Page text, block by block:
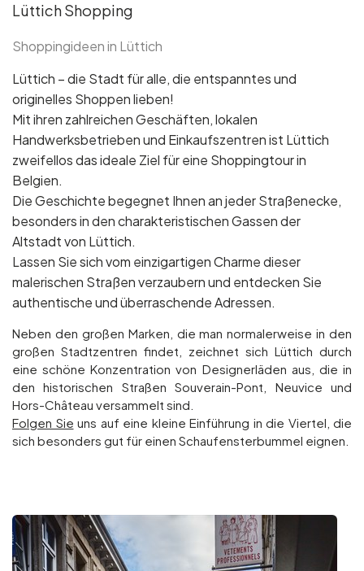
Lüttich Shopping
Shoppingideen in Lüttich
Lüttich – die Stadt für alle, die entspanntes und
originelles Shoppen lieben!
Mit ihren zahlreichen Geschäften, lokalen
Handwerksbetrieben und Einkaufszentren ist Lüttich
zweifellos das ideale Ziel für eine Shoppingtour in
Belgien.
Die Geschichte begegnet Ihnen an jeder Straßenecke,
besonders in den charakteristischen Gassen der
Altstadt von Lüttich.
Lassen Sie sich vom einzigartigen Charme dieser
malerischen Straßen verzaubern und entdecken Sie
authentische und überraschende Adressen.
Neben den großen Marken, die man normalerweise in den
großen Stadtzentren findet, zeichnet sich Lüttich durch
eine schöne Konzentration von Designerläden aus, die in
den historischen Straßen Souverain-Pont, Neuvice und
Hors-Château versammelt sind.
Folgen Sie uns auf eine kleine Einführung in die Viertel, die
sich besonders gut für einen Schaufensterbummel eignen.